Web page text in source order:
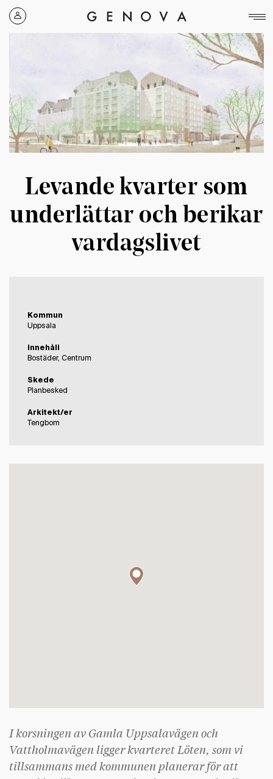
Genova
Property
Levande kvarter som
underlättar och berikar
vardagslivet
Kommun
Uppsala
Innehåll
Bostäder, Centrum
Skede
Planbesked
Arkitekt/er
Tengbom
I korsningen av Gamla Uppsalavägen och
Vattholmavägen ligger kvarteret Löten, som vi
tillsammans med kommunen planerar för att